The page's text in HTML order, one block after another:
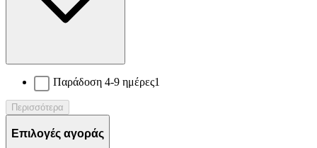
Παράδοση 4-9 ημέρες1
Περισσότερα
Επιλογές αγοράς